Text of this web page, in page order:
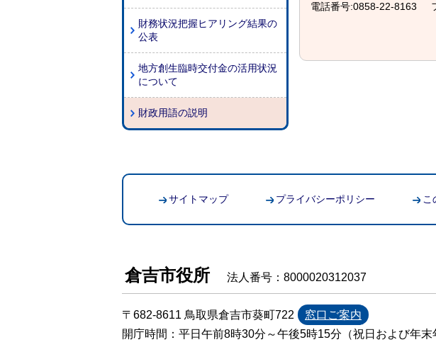
財務状況把握ヒアリング結果の
公表
地方創生臨時交付金の活用状況
について
財政用語の説明
電話番号:0858-22-8163
サイトマップ プライバシーポリシー こ
倉吉市役所 法人番号：8000020312037
〒682-8611 鳥取県倉吉市葵町722
窓口ご案内
開庁時間：平日午前8時30分～午後5時15分（祝日および年末